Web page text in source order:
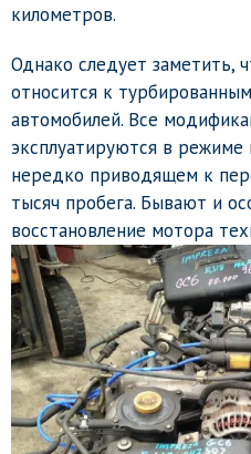
километров.
Однако следует заметить,
относится к
автомобилей. Все
эксплуатируются в режиме
нередко приводящем к
тысяч пробега. Бывают и
восстановление мотора